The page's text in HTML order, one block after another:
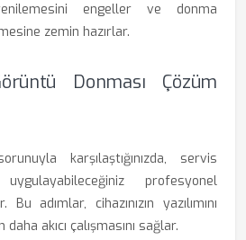
engeller ve donma
zemin hazırlar.
Donması Çözüm
karşılaştığınızda, servis
profesyonel
adımlar, cihazınızın yazılımını
akıcı çalışmasını sağlar.